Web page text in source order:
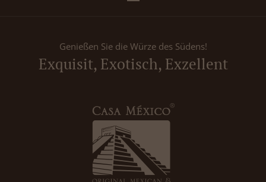
Genießen Sie die Würze des Südens!
Exquisit, Exotisch, Exzellent